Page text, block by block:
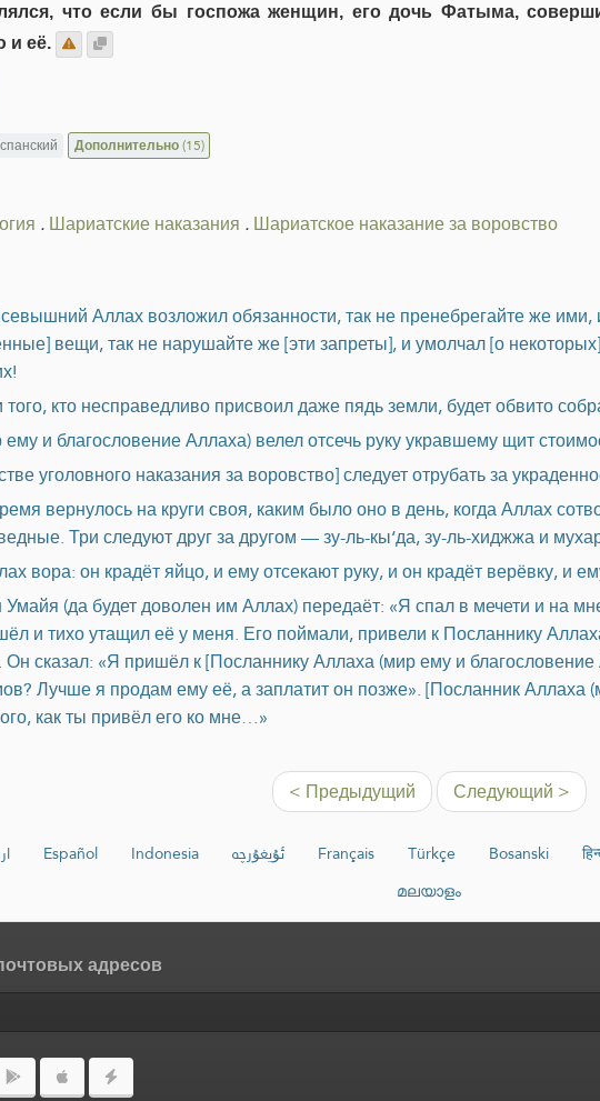
что если бы госпожа женщин, его дочь Фатыма,
и её.
Дополнительно(15)
.Шариатские наказания .Шариатское наказание за воровство
Аллах возложил обязанности, так не пренебрегайте же ими,
вещи, так не нарушайте же [эти запреты], и умолчал [о
кто несправедливо присвоил даже пядь земли, будет обвито
и благословение Аллаха) велел отсечь руку укравшему щит
уголовного наказания за воровство] следует отрубать за
вернулось на круги своя, каким было оно в день, когда Аллах
Три следуют друг за другом — зу-ль-кы‘да, зу-ль-хиджжа и
вора: он крадёт яйцо, и ему отсекают руку, и он крадёт верёвку, и
(да будет доволен им Аллах) передаёт: «Я спал в мечети и на
и тихо утащил её у меня. Его поймали, привели к Посланнику
Он сказал: «Я пришёл к [Посланнику Аллаха (мир ему и
Лучше я продам ему её, а заплатит он позже». [Посланник Аллаха
как ты привёл его ко мне…»
< Предыдущий Следующий >
Español Indonesia ئۇيغۇرچە Français Türkçe Bosanski
മലയാളം
адресов